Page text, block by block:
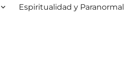
Espiritualidad y Paranormal